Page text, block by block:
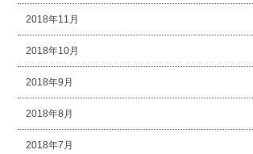
2018年11月
2018年10月
2018年9月
2018年8月
2018年7月